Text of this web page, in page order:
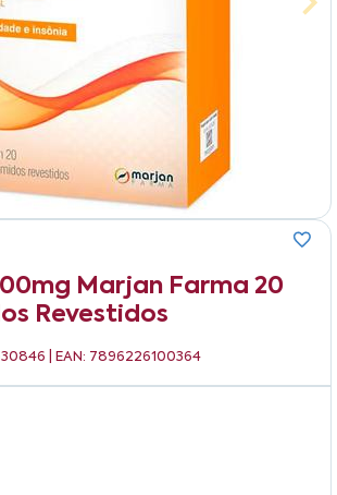
Marjan Farma 20
Revestidos
| EAN: 7896226100364